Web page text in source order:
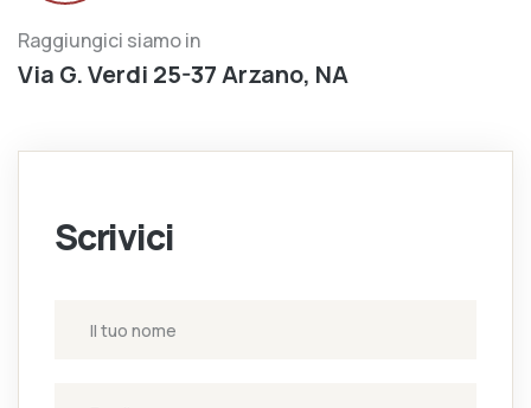
Raggiungici siamo in
Via G. Verdi 25-37 Arzano, NA
Scrivici